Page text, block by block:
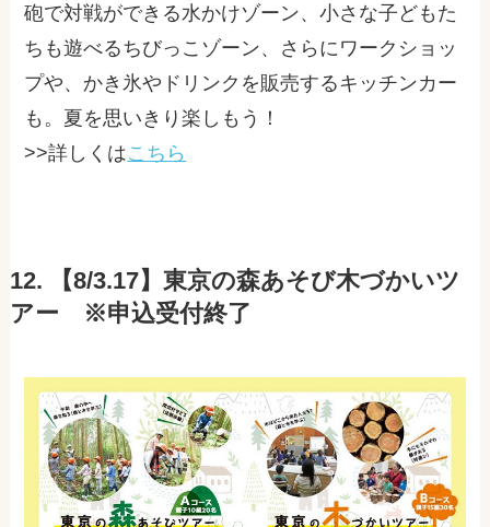
砲で対戦ができる水かけゾーン、小さな子どもた
ちも遊べるちびっこゾーン、さらにワークショッ
プや、かき氷やドリンクを販売するキッチンカー
も。夏を思いきり楽しもう！
>>詳しくはこちら
12. 【8/3.17】東京の森あそび木づかいツ
アー ※申込受付終了